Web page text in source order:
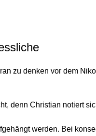
zu denken vor dem
denn Christian notiert
werden. Bei